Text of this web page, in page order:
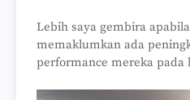
Lebih saya gembira
memaklumkan ada
performance mereka pada